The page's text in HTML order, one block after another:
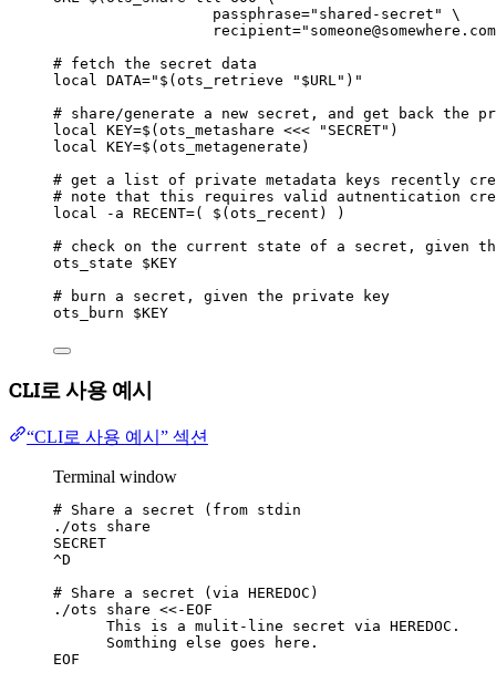
passphrase=" shared-secret "
\
recipient=" someone@somewhere.com
# fetch the secret data
local
DATA=" $( ots_retrieve " $URL " ) "
# share/generate a new secret, and get back the
local
KEY=$( ots_metashare <<< " SECRET" )
local
KEY=$( ots_metagenerate )
# get a list of private metadata keys recently
# note that this requires valid autnentication
local
-a RECENT=( $( ots_recent ) )
# check on the current state of a secret, given
ots_state
$KEY
# burn a secret, given the private key
ots_burn
$KEY
CLI로 사용 예시
“CLI로 사용 예시” 섹션
Terminal window
# Share a secret (from stdin
./ots
share
SECRET
^D
# Share a secret (via HEREDOC)
./ots
share <<-EOF
This
is a mulit-line secret via HEREDOC.
Somthing else goes
here.
EOF